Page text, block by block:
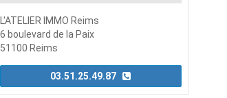
L'ATELIER IMMO Reims
6 boulevard de la Paix
51100 Reims
03.51.25.49.87